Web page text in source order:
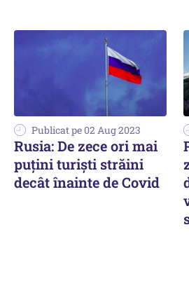
Publicat pe 02 Aug 2023
Rusia: De zece ori mai
puţini turişti străini
decât înainte de Covid